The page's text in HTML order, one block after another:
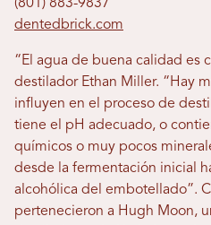
(801) 883-9837
dentedbrick.com
“El agua de buena calidad es
destilador Ethan Miller. “Hay
influyen en el proceso de
tiene el pH adecuado, o
químicos o muy pocos
desde la fermentación inicial
alcohólica del embotellado”.
pertenecieron a Hugh Moon,